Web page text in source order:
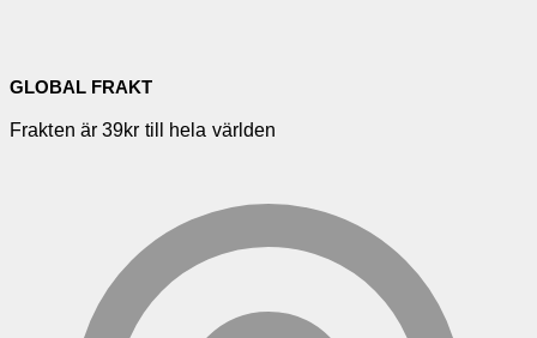
GLOBAL FRAKT
Frakten är 39kr till hela världen